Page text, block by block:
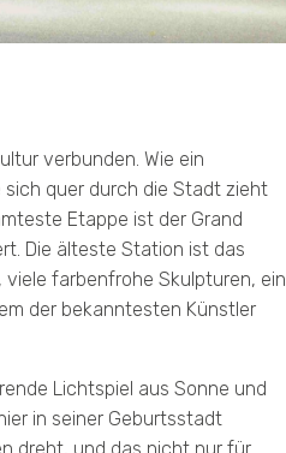
verbunden. Wie ein
quer durch die Stadt zieht
Etappe ist der Grand
Die älteste Station ist das
farbenfrohe Skulpturen, ein
der bekanntesten Künstler
Lichtspiel aus Sonne und
in seiner Geburtsstadt